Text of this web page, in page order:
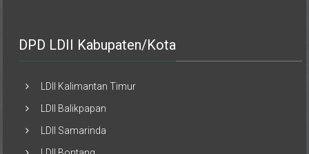
LDII Samarinda